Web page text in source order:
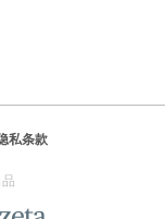
私条款